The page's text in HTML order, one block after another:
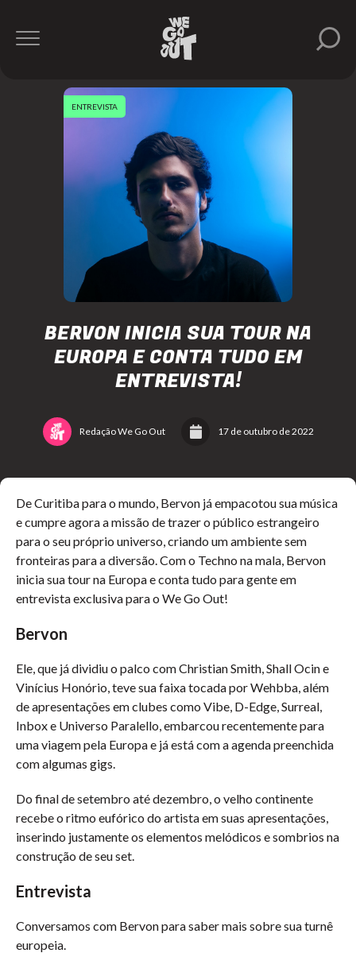
BERVON INICIA SUA TOUR NA
EUROPA E CONTA TUDO EM
ENTREVISTA!
Redação We Go Out 17 de outubro de 2022
ENTREVISTA
De Curitiba para o mundo, Bervon já empacotou sua música
e cumpre agora a missão de trazer o público estrangeiro
para o seu próprio universo, criando um ambiente sem
fronteiras para a diversão. Com o Techno na mala, Bervon
inicia sua tour na Europa e conta tudo para gente em
entrevista exclusiva para o We Go Out!
Bervon
Ele, que já dividiu o palco com Christian Smith, Shall Ocin e
Vinícius Honório, teve sua faixa tocada por Wehbba, além
de apresentações em clubes como Vibe, D-Edge, Surreal,
Inbox e Universo Paralello, embarcou recentemente para
uma viagem pela Europa e já está com a agenda preenchida
com algumas gigs.
Do final de setembro até dezembro, o velho continente
recebe o ritmo eufórico do artista em suas apresentações,
inserindo justamente os elementos melódicos e sombrios na
construção de seu set.
Entrevista
Conversamos com Bervon para saber mais sobre sua turnê
europeia.